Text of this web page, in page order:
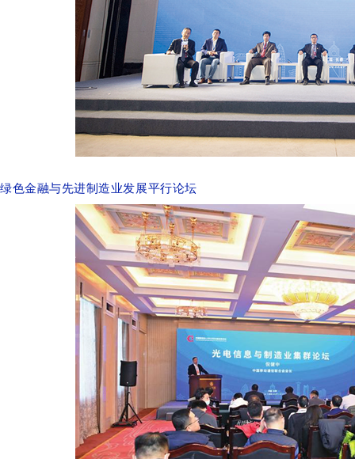
绿色金融与先进制造业发展平行论坛